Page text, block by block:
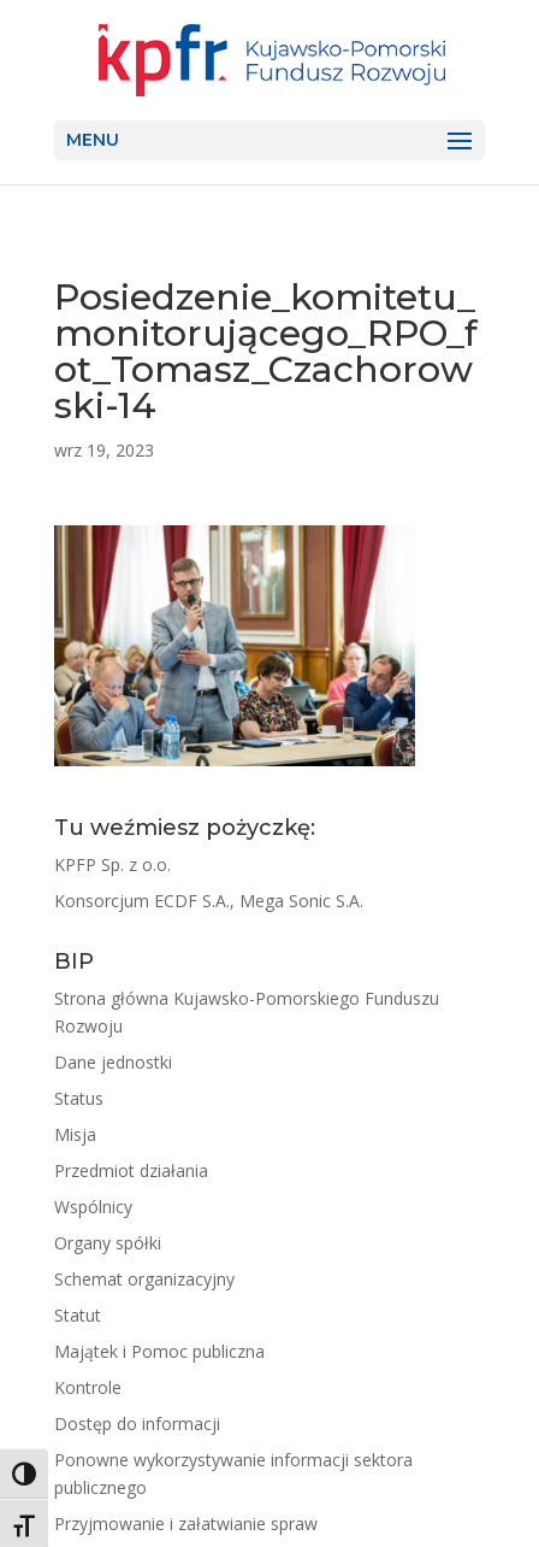
Toggle High Contrast
Toggle Font size
MENU
Posiedzenie_komitetu_
monitorującego_RPO_f
ot_Tomasz_Czachorow
ski-14
wrz 19, 2023
Tu weźmiesz pożyczkę:
KPFP Sp. z o.o.
Konsorcjum ECDF S.A., Mega Sonic S.A.
BIP
Strona główna Kujawsko-Pomorskiego Funduszu
Rozwoju
Dane jednostki
Status
Misja
Przedmiot działania
Wspólnicy
Organy spółki
Schemat organizacyjny
Statut
Majątek i Pomoc publiczna
Kontrole
Dostęp do informacji
Ponowne wykorzystywanie informacji sektora
publicznego
Przyjmowanie i załatwianie spraw